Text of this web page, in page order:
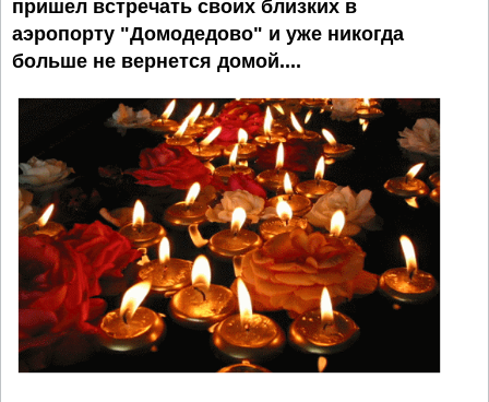
пришел встречать своих близких в
аэропорту "Домодедово" и уже никогда
больше не вернется домой....